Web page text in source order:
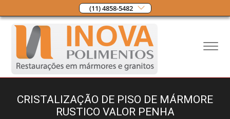
(11) 4858-5482
CRISTALIZAÇÃO DE PISO DE MÁRMORE
RUSTICO VALOR PENHA